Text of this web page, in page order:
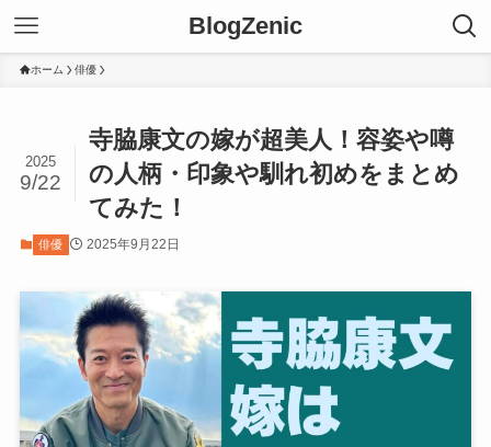
BlogZenic
ホーム 俳優
寺脇康文の嫁が超美人！容姿や噂
の人柄・印象や馴れ初めをまとめ
てみた！
2025
9/22
俳優 2025年9月22日